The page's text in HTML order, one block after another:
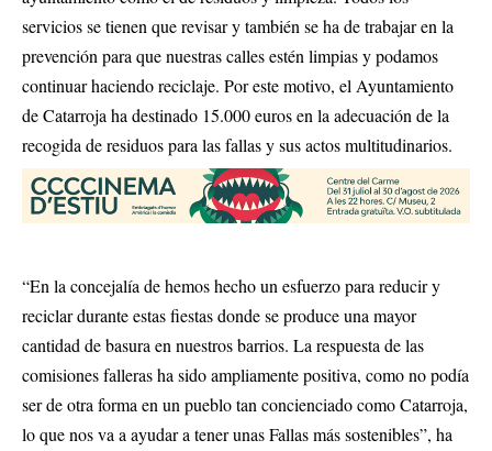
servicios se tienen que revisar y también se ha de trabajar en la
prevención para que nuestras calles estén limpias y podamos
continuar haciendo reciclaje. Por este motivo, el Ayuntamiento
de Catarroja ha destinado 15.000 euros en la adecuación de la
recogida de residuos para las fallas y sus actos multitudinarios.
“En la concejalía de hemos hecho un esfuerzo para reducir y
reciclar durante estas fiestas donde se produce una mayor
cantidad de basura en nuestros barrios. La respuesta de las
comisiones falleras ha sido ampliamente positiva, como no podía
ser de otra forma en un pueblo tan concienciado como Catarroja,
lo que nos va a ayudar a tener unas Fallas más sostenibles”, ha